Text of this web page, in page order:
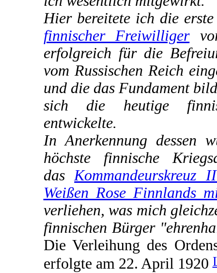
Hier bereitete ich die
finnischer Freiwilliger
erfolgreich für die
vom Russischen Reich
und die das Fundament
sich die heutige
entwickelte.
In Anerkennung dessen
höchste finnische
das Kommandeurskreuz
Weißen Rose Finnlands
verliehen, was mich
finnischen Bürger
Die Verleihung des
erfolgte am 22. April 1920